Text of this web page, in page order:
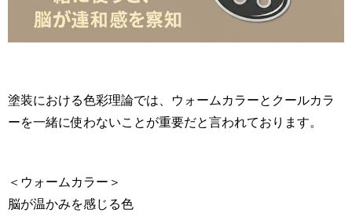
塗装における色彩理論では、ウォームカラーとクールカラ
ーを一緒に使わないことが重要だと言われております。
＜ウォームカラー＞
脳が温かみを感じる色